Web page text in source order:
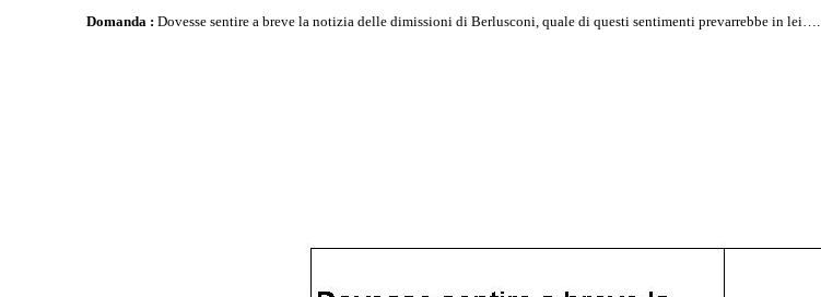
Domanda : Dovesse sentire a breve la notizia delle dimissioni di Berlusconi, quale di questi sentimenti prevarrebbe in lei….